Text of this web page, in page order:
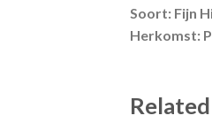
Soort: Fijn
Herkomst: